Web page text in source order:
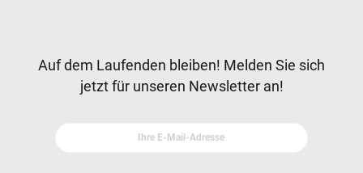
Newsletter
Auf dem Laufenden bleiben! Melden Sie sich
jetzt für unseren Newsletter an!
Ihre E-Mail-Adresse